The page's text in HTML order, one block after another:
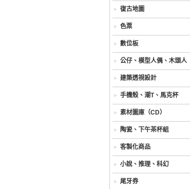
復古地圖
色票
數位板
公仔、模型人偶、木頭人
建築透視設計
手機殼、潮T、馬克杯
素材圖庫（CD）
陶瓷、下午茶杯組
客製化商品
小說、推理、科幻
尾牙券